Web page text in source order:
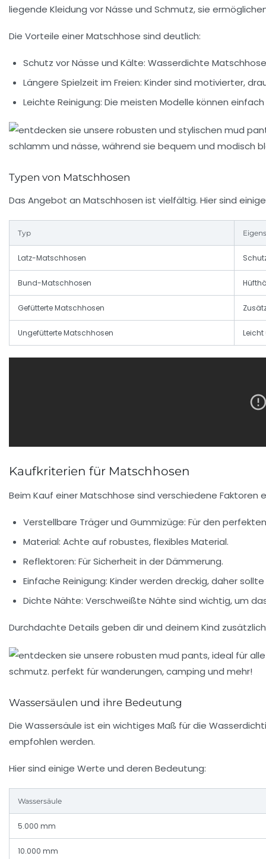
liegende Kleidung vor Nässe und Schmutz, sie
Die Vorteile einer Matschhose sind deutlich:
Schutz vor Nässe und Kälte: Wasserdichte
Längere Spielzeit im Freien: Kinder sind motivierter,
Leichte Reinigung: Die meisten Modelle können
Typen von Matschhosen
Das Angebot an Matschhosen ist vielfältig. Hier sind
Typ
Latz-Matschhosen
Bund-Matschhosen
Gefütterte Matschhosen
Ungefütterte Matschhosen
Kaufkriterien für Matschhosen
Beim Kauf einer Matschhose sind verschiedene
Verstellbare Träger und Gummizüge: Für den
Material: Achte auf robustes, flexibles Material.
Reflektoren: Für Sicherheit in der Dämmerung.
Einfache Reinigung: Kinder werden dreckig, daher
Dichte Nähte: Verschweißte Nähte sind wichtig, um
Durchdachte Details geben dir und deinem Kind
Wassersäulen und ihre Bedeutung
Die Wassersäule ist ein wichtiges Maß für die
empfohlen werden.
Hier sind einige Werte und deren Bedeutung:
Wassersäule
5.000 mm
10.000 mm